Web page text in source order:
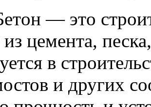
— этo
из цемента,
в
и других